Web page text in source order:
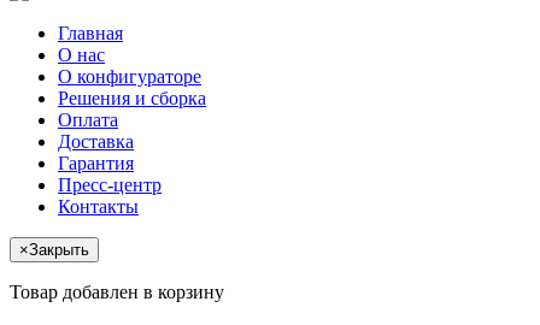
Главная
О нас
О конфигураторе
Решения и сборка
Оплата
Доставка
Гарантия
Пресс-центр
Контакты
×Закрыть
Товар добавлен в корзину